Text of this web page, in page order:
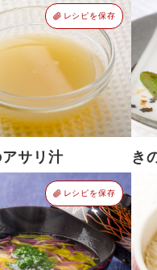
レシピを保存
サリ汁 き
レシピを保存